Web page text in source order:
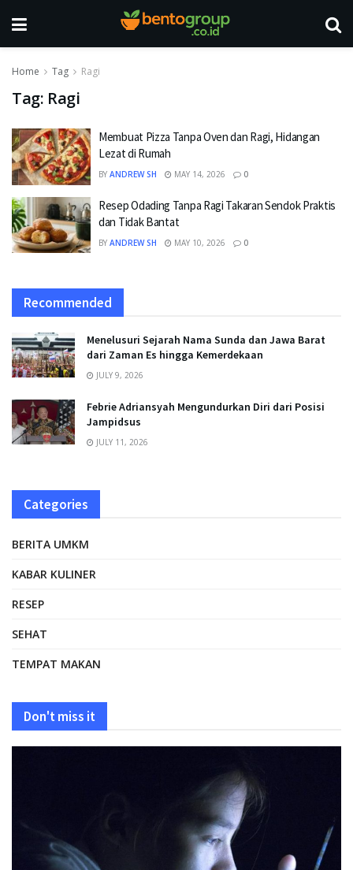
Home Tag Ragi
Tag: Ragi
Membuat Pizza Tanpa Oven dan Ragi, Hidangan
Lezat di Rumah
BY ANDREW SH MAY 14, 2026 0
Resep Odading Tanpa Ragi Takaran Sendok Praktis
dan Tidak Bantat
BY ANDREW SH MAY 10, 2026 0
Recommended
Menelusuri Sejarah Nama Sunda dan Jawa Barat
dari Zaman Es hingga Kemerdekaan
JULY 9, 2026
Febrie Adriansyah Mengundurkan Diri dari Posisi
Jampidsus
JULY 11, 2026
Categories
BERITA UMKM
KABAR KULINER
RESEP
SEHAT
TEMPAT MAKAN
Don't miss it